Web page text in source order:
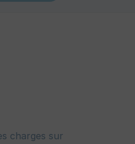
charges sur